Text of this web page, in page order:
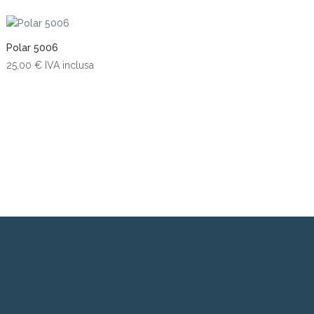
Polar 5006
25,00 € IVA inclusa